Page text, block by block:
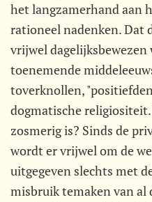
het langzamerhand aan
rationeel nadenken. Dat
vrijwel
toenemende
toverknollen,
dogmatische
zosmerig is? Sinds de
wordt er vrijwel om de
uitgegeven slechts met
misbruik temaken van al